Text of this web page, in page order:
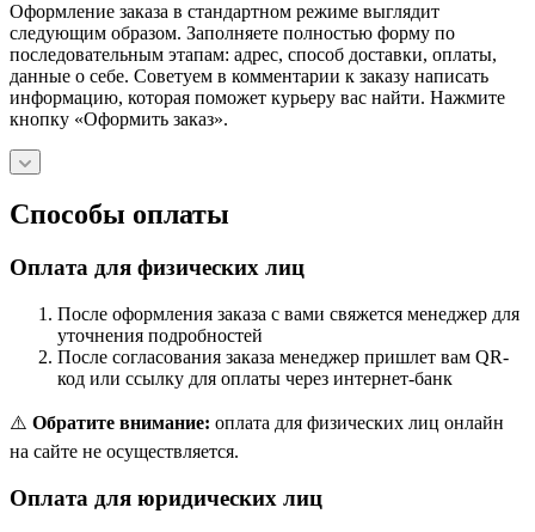
Оформление заказа в стандартном режиме выглядит
следующим образом. Заполняете полностью форму по
последовательным этапам: адрес, способ доставки, оплаты,
данные о себе. Советуем в комментарии к заказу написать
информацию, которая поможет курьеру вас найти. Нажмите
кнопку «Оформить заказ».
Способы оплаты
Оплата для физических лиц
После оформления заказа с вами свяжется менеджер для
уточнения подробностей
После согласования заказа менеджер пришлет вам QR-
код или ссылку для оплаты через интернет-банк
⚠️ Обратите внимание: оплата для физических лиц онлайн
на сайте не осуществляется.
Оплата для юридических лиц